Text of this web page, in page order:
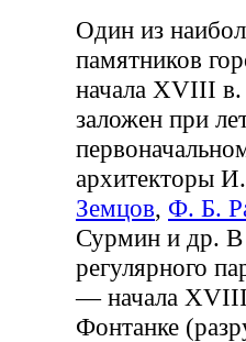
Один из
памятников
начала XVIII
заложен при
архитекторы
Земцов, Ф. Б.
Сурмин и др. В
регулярного
— начала XVIII
Фонтанке